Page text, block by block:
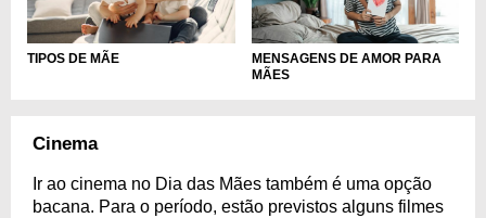
TIPOS DE MÃE
MENSAGENS DE AMOR PARA
MÃES
Cinema
Ir ao cinema no Dia das Mães também é uma opção
bacana. Para o período, estão previstos alguns filmes